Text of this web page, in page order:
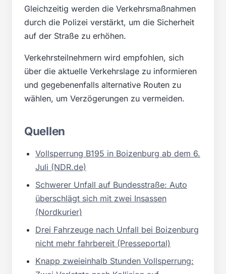
Gleichzeitig werden die Verkehrsmaßnahmen
durch die Polizei verstärkt, um die Sicherheit
auf der Straße zu erhöhen.
Verkehrsteilnehmern wird empfohlen, sich
über die aktuelle Verkehrslage zu informieren
und gegebenenfalls alternative Routen zu
wählen, um Verzögerungen zu vermeiden.
Quellen
Vollsperrung B195 in Boizenburg ab dem 6.
Juli (NDR.de)
Schwerer Unfall auf Bundesstraße: Auto
überschlägt sich mit zwei Insassen
(Nordkurier)
Drei Fahrzeuge nach Unfall bei Boizenburg
nicht mehr fahrbereit (Presseportal)
Knapp zweieinhalb Stunden Vollsperrung: